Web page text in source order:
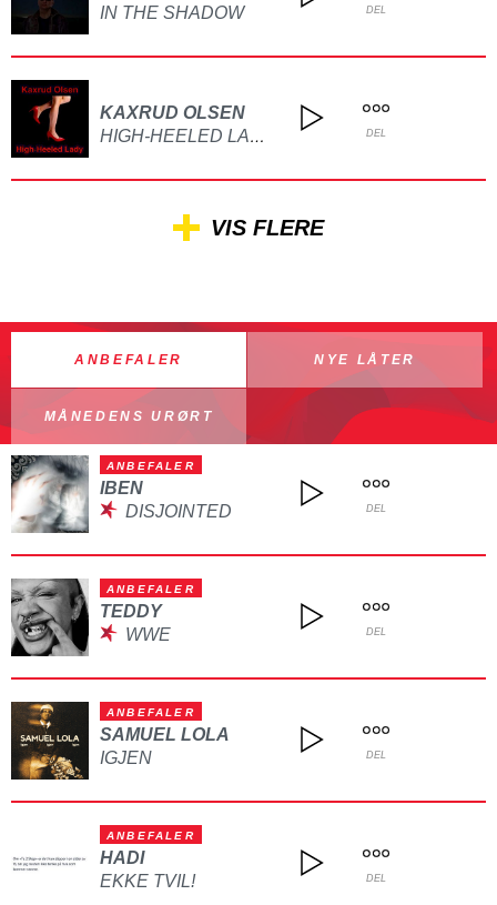
IN THE SHADOW
DEL
KAXRUD OLSEN
HIGH-HEELED LADY DEL
VIS FLERE
ANBEFALER NYE LÅTER
MÅNEDENS URØRT
ANBEFALER
IBEN
DISJOINTED
DEL
ANBEFALER
TEDDY
WWE
DEL
ANBEFALER
SAMUEL LOLA
IGJEN
DEL
ANBEFALER
HADI
EKKE TVIL!
DEL